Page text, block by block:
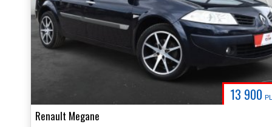
13 900
Renault Megane